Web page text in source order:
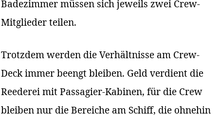
Badezimmer müssen sich jeweils zwei Crew-
Mitglieder teilen.
Trotzdem werden die Verhältnisse am Crew-
Deck immer beengt bleiben. Geld verdient die
Reederei mit Passagier-Kabinen, für die Crew
bleiben nur die Bereiche am Schiff, die ohnehin